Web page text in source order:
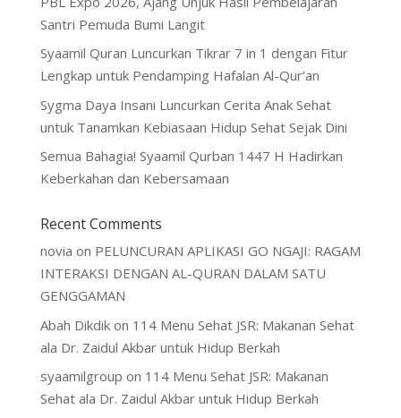
Santri Pemuda Bumi Langit
Syaamil Quran Luncurkan Tikrar 7 in 1 dengan Fitur
Lengkap untuk Pendamping Hafalan Al-Qur’an
Sygma Daya Insani Luncurkan Cerita Anak Sehat
untuk Tanamkan Kebiasaan Hidup Sehat Sejak Dini
Semua Bahagia! Syaamil Qurban 1447 H Hadirkan
Keberkahan dan Kebersamaan
Recent Comments
novia on PELUNCURAN APLIKASI GO NGAJI: RAGAM
INTERAKSI DENGAN AL-QURAN DALAM SATU
GENGGAMAN
Abah Dikdikon 114 Menu Sehat JSR: Makanan Sehat
ala Dr. Zaidul Akbar untuk Hidup Berkah
syaamilgroup on 114 Menu Sehat JSR: Makanan
Sehat ala Dr. Zaidul Akbar untuk Hidup Berkah